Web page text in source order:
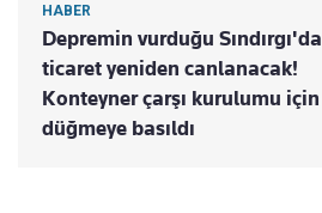
HABER
Depremin vurduğu Sındırgı'da
ticaret yeniden canlanacak!
Konteyner çarşı kurulumu için
düğmeye basıldı